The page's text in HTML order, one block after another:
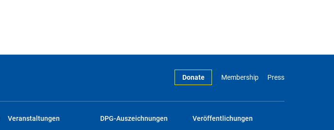
Donate Membership Press
Veranstaltungen DPG-Auszeichnungen Veröffentlichungen